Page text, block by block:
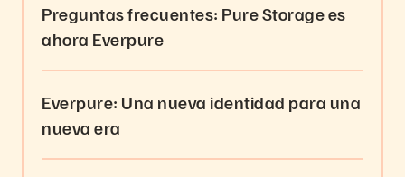
Preguntas frecuentes: Pure Storage es
ahora Everpure
Everpure: Una nueva identidad para una
nueva era